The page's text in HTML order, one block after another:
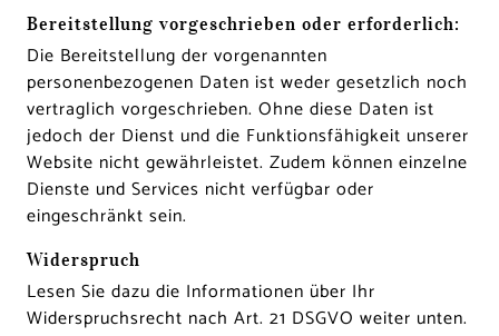
Bereitstellung vorgeschrieben oder erforderlich:
Die Bereitstellung der vorgenannten
personenbezogenen Daten ist weder gesetzlich noch
vertraglich vorgeschrieben. Ohne diese Daten ist
jedoch der Dienst und die Funktionsfähigkeit unserer
Website nicht gewährleistet. Zudem können einzelne
Dienste und Services nicht verfügbar oder
eingeschränkt sein.
Widerspruch
Lesen Sie dazu die Informationen über Ihr
Widerspruchsrecht nach Art. 21 DSGVO weiter unten.